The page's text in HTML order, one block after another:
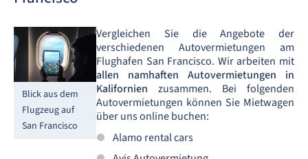
Blick aus dem
Flugzeug auf
San Francisco
Vergleichen Sie die Angebote der
verschiedenen Autovermietungen am
Flughafen San Francisco. Wir arbeiten mit
allen namhaften Autovermietungen in
Kalifornien zusammen. Bei folgenden
Autovermietungen können Sie Mietwagen
über uns online buchen:
Alamo rental cars